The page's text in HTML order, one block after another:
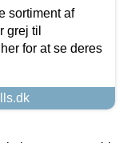
sortiment af
grej til
for at se deres